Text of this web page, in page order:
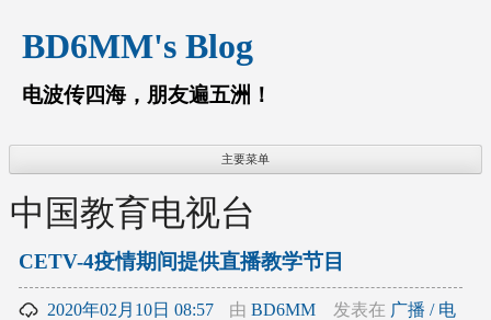
BD6MM's Blog
电波传四海，朋友遍五洲！
主要菜单
中国教育电视台
CETV-4疫情期间提供直播教学节目
2020年02月10日 08:57 由 BD6MM 发表在 广播 / 电